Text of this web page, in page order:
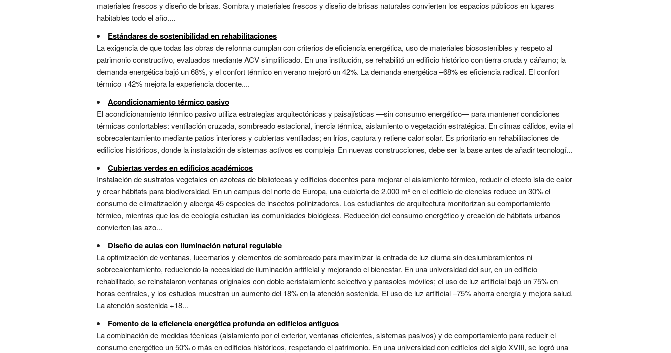
materiales frescos y diseño de brisas. Sombra y materiales frescos y diseño de brisas naturales convierten los espacios públicos en lugares
habitables todo el año....
Estándares de sostenibilidad en rehabilitaciones
La exigencia de que todas las obras de reforma cumplan con criterios de eficiencia energética, uso de materiales biosostenibles y respeto al
patrimonio constructivo, evaluados mediante ACV simplificado. En una institución, se rehabilitó un edificio histórico con tierra cruda y cáñamo; la
demanda energética bajó un 68%, y el confort térmico en verano mejoró un 42%. La demanda energética –68% es eficiencia radical. El confort
térmico +42% mejora la experiencia docente....
Acondicionamiento térmico pasivo
El acondicionamiento térmico pasivo utiliza estrategias arquitectónicas y paisajísticas —sin consumo energético— para mantener condiciones
térmicas confortables: ventilación cruzada, sombreado estacional, inercia térmica, aislamiento o vegetación estratégica. En climas cálidos, evita el
sobrecalentamiento mediante patios interiores y cubiertas ventiladas; en fríos, captura y retiene calor solar. Es prioritario en rehabilitaciones de
edificios históricos, donde la instalación de sistemas activos es compleja. En nuevas construcciones, debe ser la base antes de añadir tecnologí...
Cubiertas verdes en edificios académicos
Instalación de sustratos vegetales en azoteas de bibliotecas y edificios docentes para mejorar el aislamiento térmico, reducir el efecto isla de calor
y crear hábitats para biodiversidad. En un campus del norte de Europa, una cubierta de 2.000 m² en el edificio de ciencias reduce un 30% el
consumo de climatización y alberga 45 especies de insectos polinizadores. Los estudiantes de arquitectura monitorizan su comportamiento
térmico, mientras que los de ecología estudian las comunidades biológicas. Reducción del consumo energético y creación de hábitats urbanos
convierten las azo...
Diseño de aulas con iluminación natural regulable
La optimización de ventanas, lucernarios y elementos de sombreado para maximizar la entrada de luz diurna sin deslumbramientos ni
sobrecalentamiento, reduciendo la necesidad de iluminación artificial y mejorando el bienestar. En una universidad del sur, en un edificio
rehabilitado, se reinstalaron ventanas originales con doble acristalamiento selectivo y parasoles móviles; el uso de luz artificial bajó un 75% en
horas centrales, y los estudios muestran un aumento del 18% en la atención sostenida. El uso de luz artificial –75% ahorra energía y mejora salud.
La atención sostenida +18...
Fomento de la eficiencia energética profunda en edificios antiguos
La combinación de medidas técnicas (aislamiento por el exterior, ventanas eficientes, sistemas pasivos) y de comportamiento para reducir el
consumo energético un 50% o más en edificios históricos, respetando el patrimonio. En una universidad con edificios del siglo XVIII, se logró una